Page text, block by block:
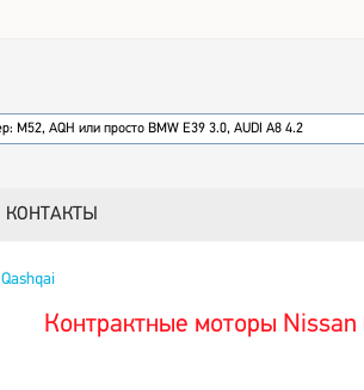
КОНТАКТЫ
Qashqai
Контрактные моторы Nissan